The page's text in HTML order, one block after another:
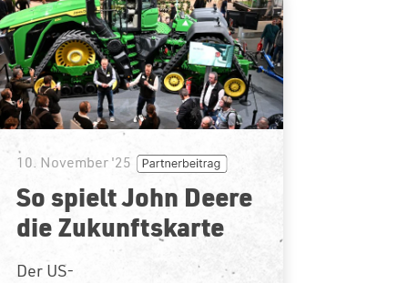
10. November '25
So spielt John Deere
die Zukunftskarte
Der US-